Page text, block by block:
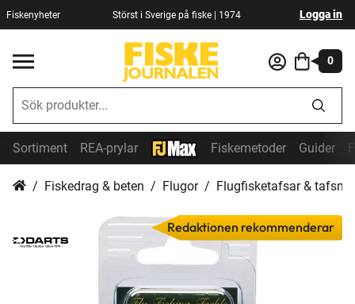
Fiskenyheter Störst i Sverige på fiske | 1974 Logga in
0
Sortiment REA-prylar Fiskemetoder Guider
Fiskedrag & beten Flugor Flugfisketafsar &
Redaktionen rekommenderar